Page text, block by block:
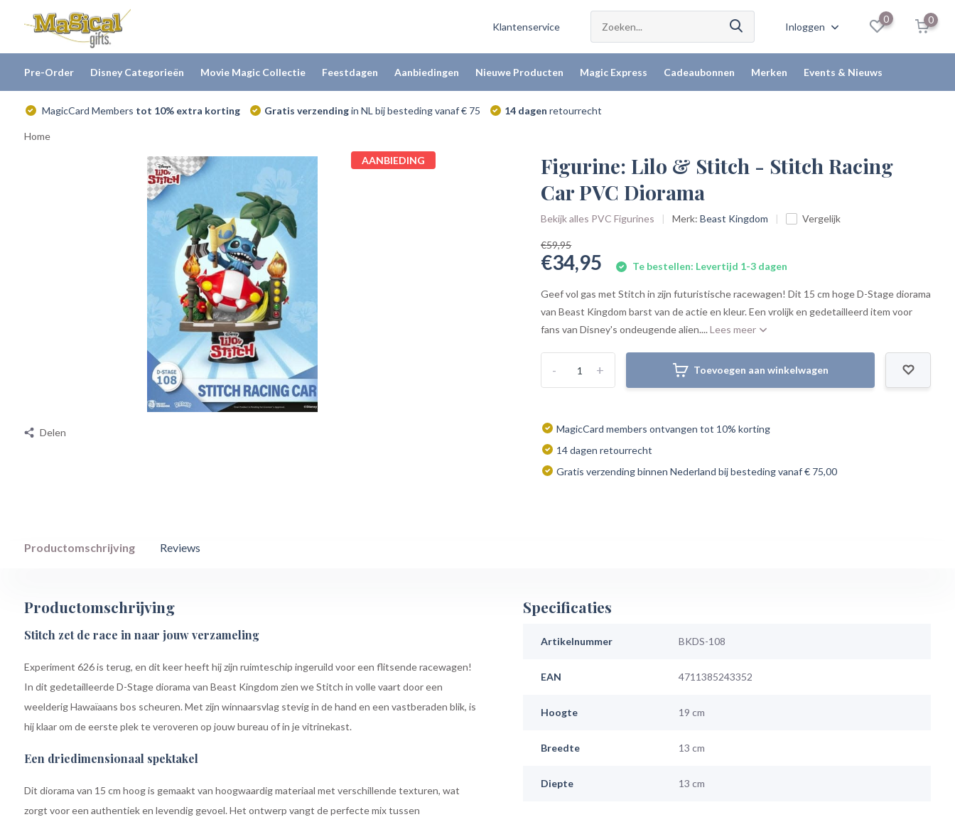
Klantenservice Inloggen
0 0
Pre-Order Disney Categorieën Movie Magic Collectie Feestdagen Aanbiedingen Nieuwe Producten Magic Express Cadeaubonnen Merken Events & Nieuws
MagicCard Members tot 10% extra korting Gratis verzendingin NL bij besteding vanaf € 75 14 dagen retourrecht
Home
AANBIEDING
Delen
Figurine: Lilo & Stitch - Stitch Racing
Car PVC Diorama
Bekijk alles PVC Figurines Merk:Beast Kingdom Vergelijk
€59,95
€34,95 Te bestellen: Levertijd 1-3 dagen
Geef vol gas met Stitch in zijn futuristische racewagen! Dit 15 cm hoge D-Stage diorama
van Beast Kingdom barst van de actie en kleur. Een vrolijk en gedetailleerd item voor
fans van Disney's ondeugende alien....Lees meer
+
- Toevoegen aan winkelwagen
MagicCard members ontvangen tot 10% korting
14 dagen retourrecht
Gratis verzending binnen Nederland bij besteding vanaf € 75,00
Productomschrijving Reviews
Productomschrijving
Stitch zet de race in naar jouw verzameling
Experiment 626 is terug, en dit keer heeft hij zijn ruimteschip ingeruild voor een flitsende racewagen!
In dit gedetailleerde D-Stage diorama van Beast Kingdom zien we Stitch in volle vaart door een
weelderig Hawaïaans bos scheuren. Met zijn winnaarsvlag stevig in de hand en een vastberaden blik, is
hij klaar om de eerste plek te veroveren op jouw bureau of in je vitrinekast.
Een driedimensionaal spektakel
Dit diorama van 15 cm hoog is gemaakt van hoogwaardig materiaal met verschillende texturen, wat
zorgt voor een authentiek en levendig gevoel. Het ontwerp vangt de perfecte mix tussen
Specificaties
Artikelnummer BKDS-108
EAN 4711385243352
Hoogte 19 cm
Breedte 13 cm
Diepte 13 cm